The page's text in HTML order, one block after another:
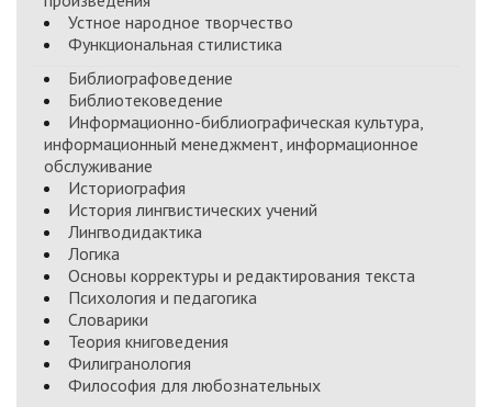
Устное народное творчество
Функциональная стилистика
Библиографоведение
Библиотековедение
Информационно-библиографическая культура,
информационный менеджмент, информационное
обслуживание
Историография
История лингвистических учений
Лингводидактика
Логика
Основы корректуры и редактирования текста
Психология и педагогика
Словарики
Теория книговедения
Филигранология
Философия для любознательных